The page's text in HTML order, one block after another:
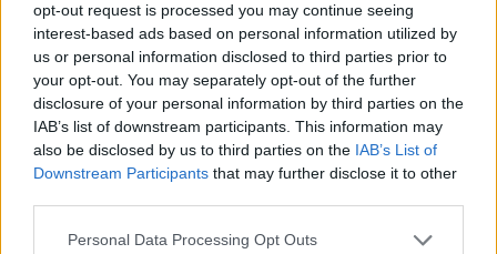
opt-out request is processed you may continue seeing
interest-based ads based on personal information utilized by
us or personal information disclosed to third parties prior to
your opt-out. You may separately opt-out of the further
disclosure of your personal information by third parties on the
IAB’s list of downstream participants. This information may
also be disclosed by us to third parties on the IAB’s List of
Downstream Participants that may further disclose it to other
Personal Data Processing Opt Outs
ενέργειας, η εταιρεία
δραστηριοποιείται σε 6 ηπείρους,
πάνω από 100 χώρες και περιοχές,
και περισσότερες από 400 πόλεις.
Εισηγμένη στα Χρηματιστήρια του
Χονγκ Κονγκ και της Σεντζέν, η BYD
αποτελεί μία από τις επιχειρήσεις
του δείκτη Fortune Global 500,